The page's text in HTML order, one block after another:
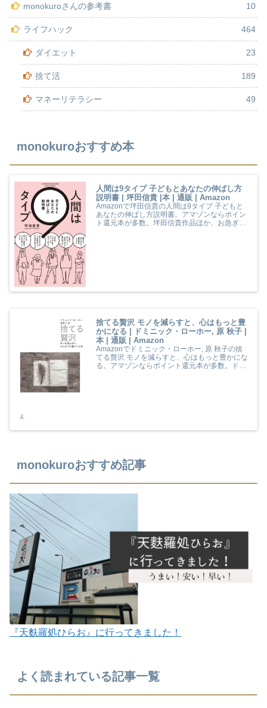
monokuroさんの参考書 10
ライフハック 464
ダイエット 23
捨て活 189
マネーリテラシー 49
monokuroおすすめ本
人間は9タイプ 子どもとあなたの伸ばし方
説明書 | 坪田信貴 |本 | 通販 | Amazon
Amazonで坪田信貴の人間は9タイプ 子どもと
あなたの伸ばし方説明書。アマゾンならポイン
ト還元本が多数。坪田信貴作品ほか、お急ぎ便
捨てる贅沢 モノを減らすと、心はもっと豊
かになる | ドミニック・ローホー, 原 秋子 |
本 | 通販 | Amazon
Amazonでドミニック・ローホー, 原 秋子の捨
てる贅沢 モノを減らすと、心はもっと豊かにな
る。アマゾンならポイント還元本が多数。ドミ
monokuroおすすめ記事
『天麩羅処ひらお』に行ってきました！
よく読まれている記事一覧